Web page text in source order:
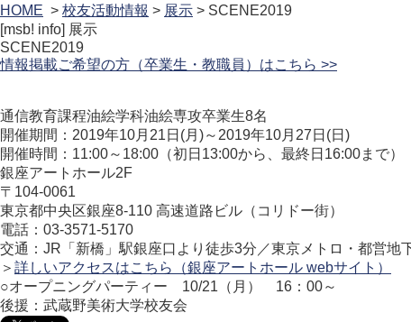
HOME > 校友活動情報 > 展示 > SCENE2019
[msb! info] 展示
SCENE2019
情報掲載ご希望の方（卒業生・教職員）はこちら >>
通信教育課程油絵学科油絵専攻卒業生8名
開催期間：2019年10月21日(月)～2019年10月27日(日)
開催時間：11:00～18:00（初日13:00から、最終日16:00まで）
銀座アートホール2F
〒104-0061
東京都中央区銀座8-110 高速道路ビル（コリドー街）
電話：03-3571-5170
交通：JR「新橋」駅銀座口より徒歩3分／東京メトロ・都営地
＞ 詳しいアクセスはこちら（銀座アートホール webサイト）
○オープニングパーティー 10/21（月） 16：00～
後援：武蔵野美術大学校友会